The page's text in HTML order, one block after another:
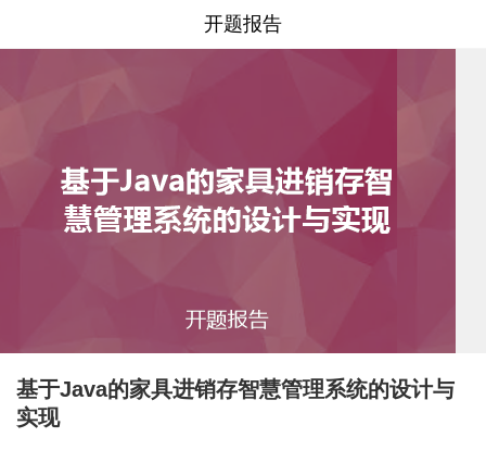
开题报告
基于Java的家具进销存智慧管理系统的设计与
实现